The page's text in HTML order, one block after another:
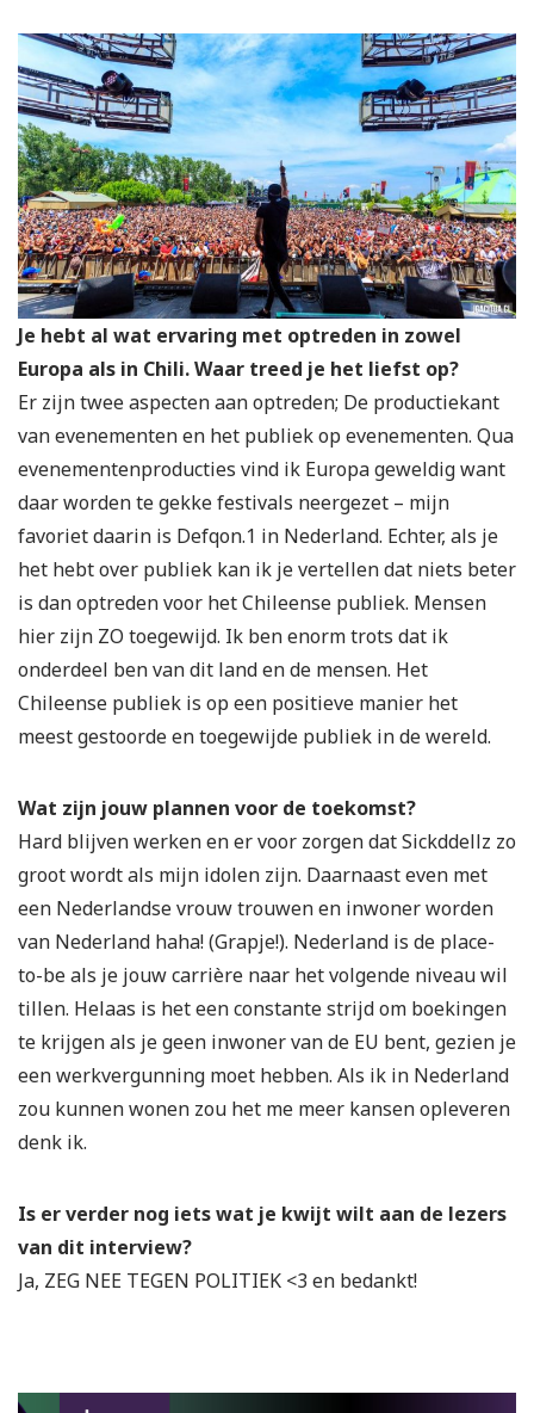
Je hebt al wat ervaring met optreden in zowel
Europa als in Chili. Waar treed je het liefst op?
Er zijn twee aspecten aan optreden; De productiekant
van evenementen en het publiek op evenementen. Qua
evenementenproducties vind ik Europa geweldig want
daar worden te gekke festivals neergezet – mijn
favoriet daarin is Defqon.1 in Nederland. Echter, als je
het hebt over publiek kan ik je vertellen dat niets beter
is dan optreden voor het Chileense publiek. Mensen
hier zijn ZO toegewijd. Ik ben enorm trots dat ik
onderdeel ben van dit land en de mensen. Het
Chileense publiek is op een positieve manier het
meest gestoorde en toegewijde publiek in de wereld.
Wat zijn jouw plannen voor de toekomst?
Hard blijven werken en er voor zorgen dat Sickddellz zo
groot wordt als mijn idolen zijn. Daarnaast even met
een Nederlandse vrouw trouwen en inwoner worden
van Nederland haha! (Grapje!). Nederland is de place-
to-be als je jouw carrière naar het volgende niveau wil
tillen. Helaas is het een constante strijd om boekingen
te krijgen als je geen inwoner van de EU bent, gezien je
een werkvergunning moet hebben. Als ik in Nederland
zou kunnen wonen zou het me meer kansen opleveren
denk ik.
Is er verder nog iets wat je kwijt wilt aan de lezers
van dit interview?
Ja, ZEG NEE TEGEN POLITIEK <3 en bedankt!